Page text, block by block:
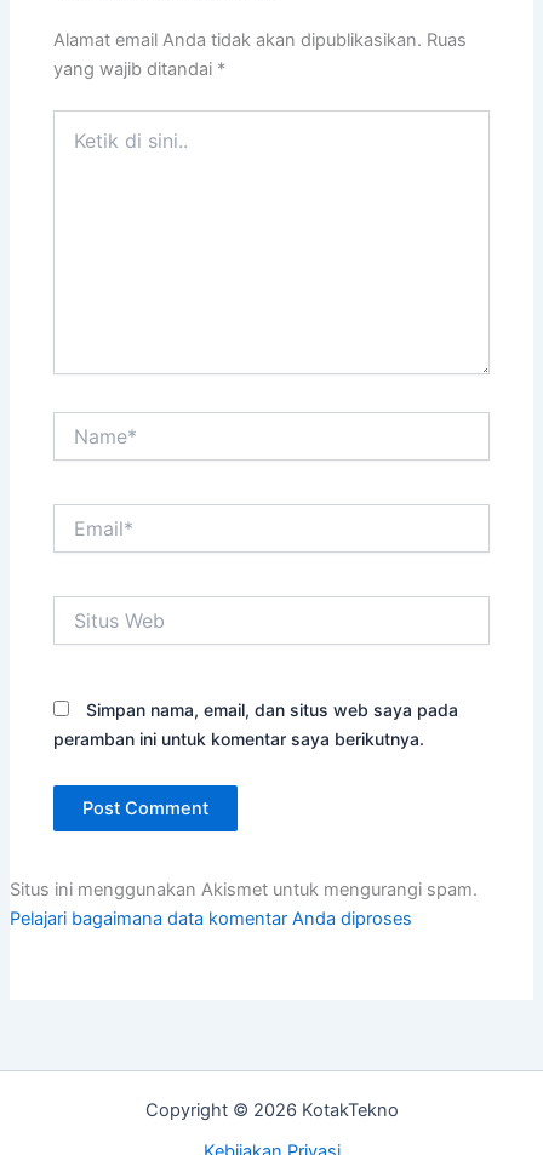
Alamat email Anda tidak akan dipublikasikan. Ruas
yang wajib ditandai *
Web
Simpan nama, email, dan situs web saya pada
peramban ini untuk komentar saya berikutnya.
Situs ini menggunakan Akismet untuk mengurangi spam.
Pelajari bagaimana data komentar Anda diproses
Copyright © 2026 KotakTekno